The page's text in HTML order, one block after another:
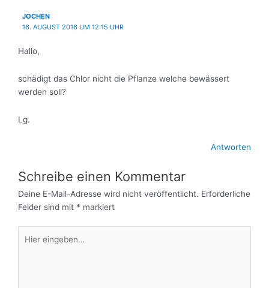
JOCHEN
16. AUGUST 2016 UM 12:15 UHR
Hallo,
schädigt das Chlor nicht die Pflanze welche bewässert
werden soll?
Lg.
Antworten
Schreibe einen Kommentar
Deine E-Mail-Adresse wird nicht veröffentlicht. Erforderliche
Felder sind mit * markiert
eingeben…